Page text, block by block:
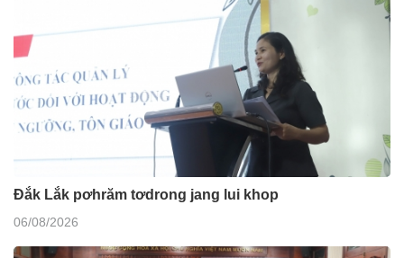
Đắk Lắk pơhrăm tơdrong jang lui khop
06/08/2026